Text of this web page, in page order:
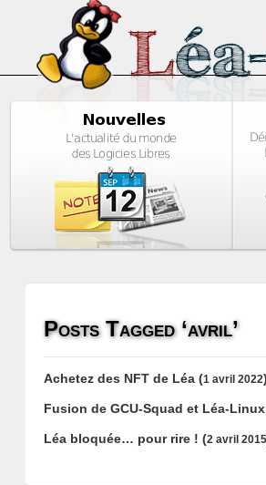
Posts Tagged ‘avril’
Achetez des NFT de Léa(1 avril 2022)
Fusion de GCU-Squad et Léa-Linux
Léa bloquée… pour rire ! (2 avril 2015